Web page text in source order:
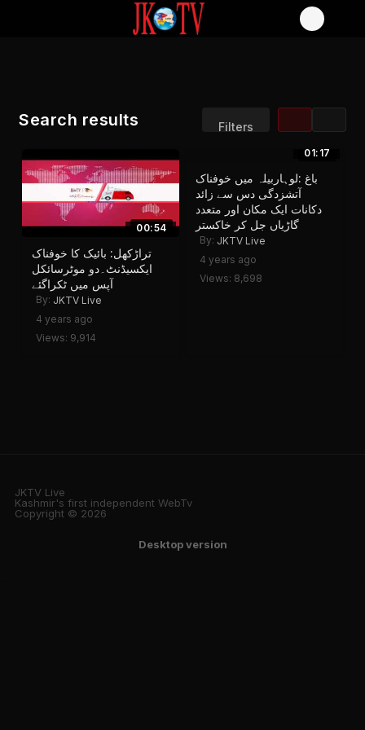
Filters
Search results
Sort by:
Results/Page:
00:54
تراڑکھل: بائیک کا خوفناک
ایکسیڈنٹ۔دو موٹرسائکل
آپس میں ٹکراگئے
By: JKTV Live
4 years ago
Views: 9,914
01:17
باغ :لوہاربیلہ میں خوفناک
آتشزدگی دس سے زائد
دکانات ایک مکان اور متعدد
گاڑیاں جل کر خاکستر
By: JKTV Live
4 years ago
Views: 8,698
JKTV Live
Kashmir's first independent WebTv
Copyright © 2026
Desktop version